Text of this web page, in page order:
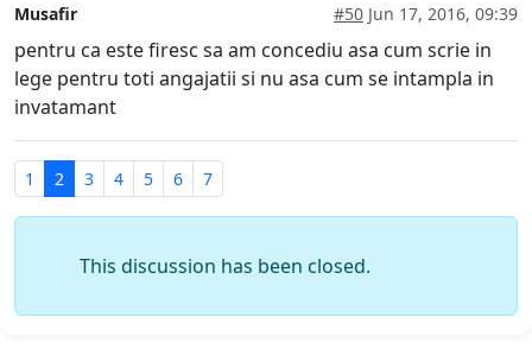
Musafir #50 Jun 17, 2016, 09:39
pentru ca este firesc sa am concediu asa cum scrie in
lege pentru toti angajatii si nu asa cum se intampla in
invatamant
1 2 3 4 5 6 7
This discussion has been closed.